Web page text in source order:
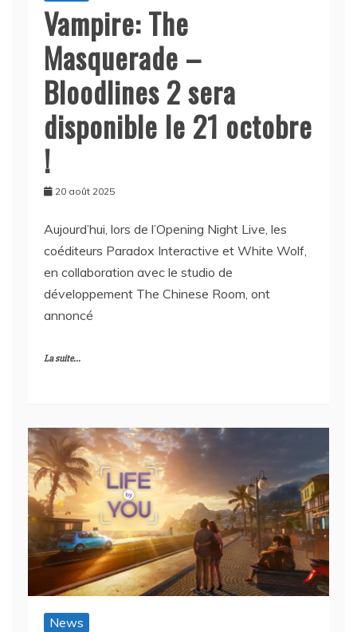
Vampire: The
Masquerade –
Bloodlines 2 sera
disponible le 21 octobre
!
20 août 2025
Aujourd’hui, lors de l’Opening Night Live, les
coéditeurs Paradox Interactive et White Wolf,
en collaboration avec le studio de
développement The Chinese Room, ont
annoncé
La suite...
News